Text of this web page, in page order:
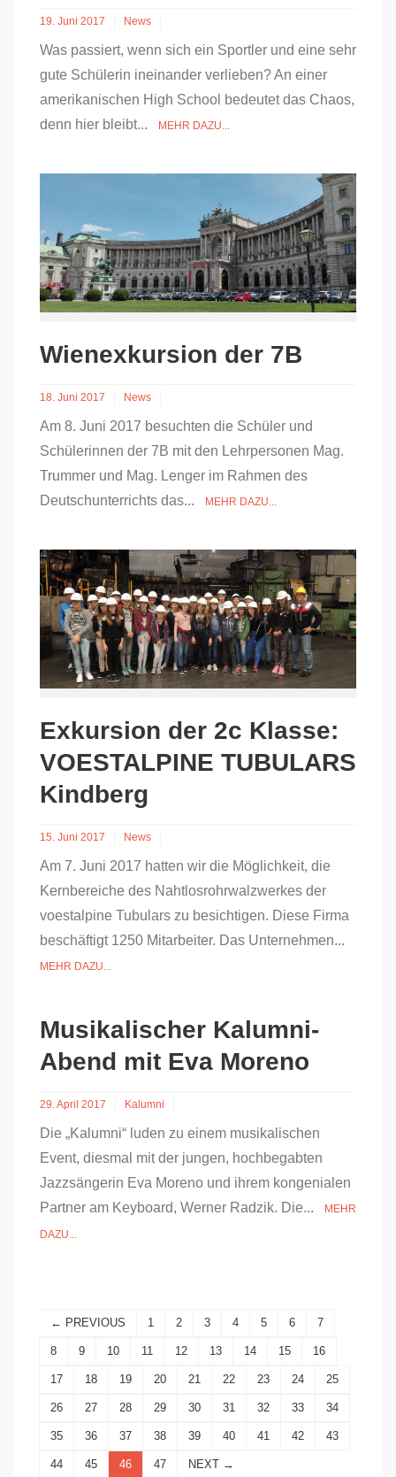
19. Juni 2017 News
Was passiert, wenn sich ein Sportler und eine sehr
gute Schülerin ineinander verlieben? An einer
amerikanischen High School bedeutet das Chaos,
denn hier bleibt...
MEHR DAZU...
Wienexkursion der 7B
18. Juni 2017 News
Am 8. Juni 2017 besuchten die Schüler und
Schülerinnen der 7B mit den Lehrpersonen Mag.
Trummer und Mag. Lenger im Rahmen des
Deutschunterrichts das...
MEHR DAZU...
Exkursion der 2c Klasse:
VOESTALPINE TUBULARS
Kindberg
15. Juni 2017 News
Am 7. Juni 2017 hatten wir die Möglichkeit, die
Kernbereiche des Nahtlosrohrwalzwerkes der
voestalpine Tubulars zu besichtigen. Diese Firma
beschäftigt 1250 Mitarbeiter. Das Unternehmen...
MEHR DAZU...
Musikalischer Kalumni-
Abend mit Eva Moreno
29. April 2017 Kalumni
Die „Kalumni“ luden zu einem musikalischen
Event, diesmal mit der jungen, hochbegabten
Jazzsängerin Eva Moreno und ihrem kongenialen
Partner am Keyboard, Werner Radzik. Die...
MEHR
DAZU...
← PREVIOUS 1 2 3 4 5 6 7
8 9 10 11 12 13 14 15 16
17 18 19 20 21 22 23 24 25
26 27 28 29 30 31 32 33 34
35 36 37 38 39 40 41 42 43
44 45 46 47 NEXT →